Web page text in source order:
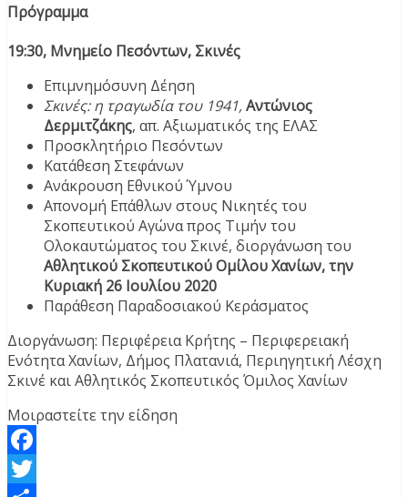
Πρόγραμμα
19:30, Μνημείο Πεσόντων, Σκινές
Επιμνημόσυνη Δέηση
Σκινές: η τραγωδία του 1941,Αντώνιος
Δερμιτζάκης, απ. Αξιωματικός της ΕΛΑΣ
Προσκλητήριο Πεσόντων
Κατάθεση Στεφάνων
Ανάκρουση Εθνικού Ύμνου
Απονομή Επάθλων στους Νικητές του
Σκοπευτικού Αγώνα προς Τιμήν του
Ολοκαυτώματος του Σκινέ, διοργάνωση του
Αθλητικού Σκοπευτικού Ομίλου Χανίων, την
Κυριακή 26 Ιουλίου 2020
Παράθεση Παραδοσιακού Κεράσματος
Διοργάνωση: Περιφέρεια Κρήτης – Περιφερειακή
Ενότητα Χανίων, Δήμος Πλατανιά, Περιηγητική Λέσχη
Σκινέ και Αθλητικός Σκοπευτικός Όμιλος Χανίων
Μοιραστείτε την είδηση
Facebook